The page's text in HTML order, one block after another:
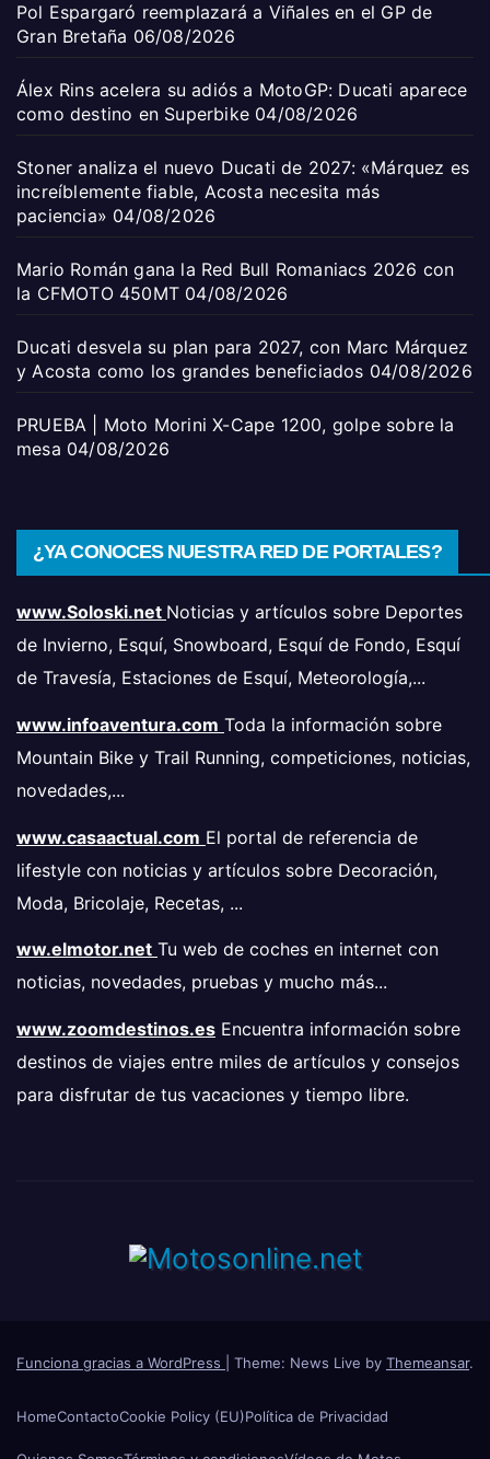
Pol Espargaró reemplazará a Viñales en el GP de
Gran Bretaña 06/08/2026
Álex Rins acelera su adiós a MotoGP: Ducati aparece
como destino en Superbike 04/08/2026
Stoner analiza el nuevo Ducati de 2027: «Márquez es
increíblemente fiable, Acosta necesita más
paciencia» 04/08/2026
Mario Román gana la Red Bull Romaniacs 2026 con
la CFMOTO 450MT 04/08/2026
Ducati desvela su plan para 2027, con Marc Márquez
y Acosta como los grandes beneficiados 04/08/2026
PRUEBA | Moto Morini X-Cape 1200, golpe sobre la
mesa 04/08/2026
¿YA CONOCES NUESTRA RED DE PORTALES?
www.Soloski.net Noticias y artículos sobre Deportes
de Invierno, Esquí, Snowboard, Esquí de Fondo, Esquí
de Travesía, Estaciones de Esquí, Meteorología,...
www.infoaventura.com Toda la información sobre
Mountain Bike y Trail Running, competiciones, noticias,
novedades,...
www.casaactual.com El portal de referencia de
lifestyle con noticias y artículos sobre Decoración,
Moda, Bricolaje, Recetas, ...
ww.elmotor.net Tu web de coches en internet con
noticias, novedades, pruebas y mucho más...
www.zoomdestinos.es Encuentra información sobre
destinos de viajes entre miles de artículos y consejos
para disfrutar de tus vacaciones y tiempo libre.
Funciona gracias a WordPress Theme: News Live by Themeansar.
HomeContactoCookie Policy (EU)Política de Privacidad